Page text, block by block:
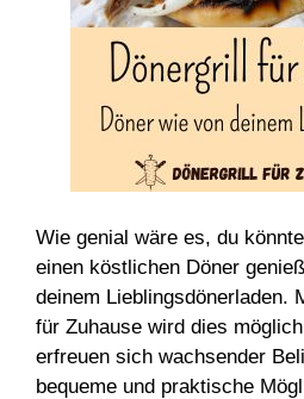
Wie genial wäre es, du
einen köstlichen Döner
deinem Lieblingsdönerladen.
für Zuhause wird dies
erfreuen sich wachsender
bequeme und praktische